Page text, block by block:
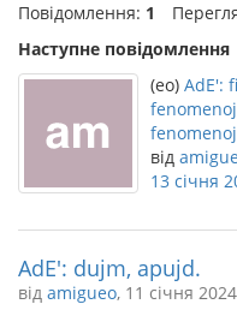
Повідомлення: 1
Наступне повідомлення
(eo) AdE':
від
13 січня
AdE': dujm, apujd.
від amigueo, 11 січня